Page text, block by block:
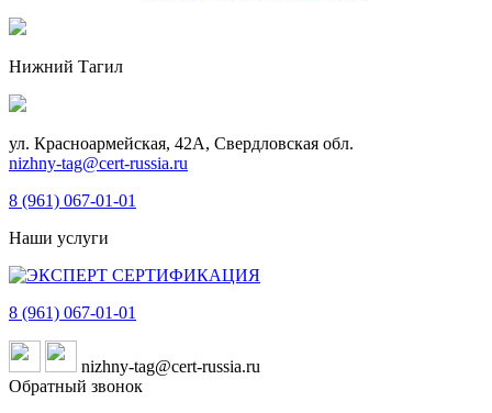
Нижний Тагил
ул. Красноармейская, 42А, Свердловская обл.
nizhny-tag@cert-russia.ru
8 (961) 067-01-01
Наши услуги
8 (961) 067-01-01
nizhny-tag@cert-russia.ru
Обратный звонок